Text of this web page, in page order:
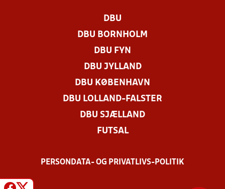
DBU
DBU BORNHOLM
DBU FYN
DBU JYLLAND
DBU KØBENHAVN
DBU LOLLAND-FALSTER
DBU SJÆLLAND
FUTSAL
PERSONDATA- OG PRIVATLIVS-POLITIK